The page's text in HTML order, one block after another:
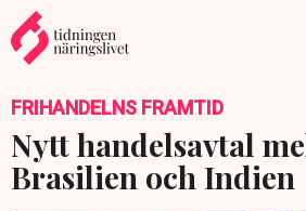
FRIHANDELNS FRAMTID
Nytt handelsavtal
Brasilien och Indien